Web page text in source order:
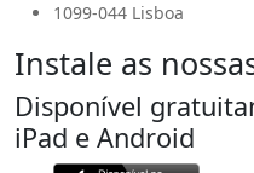
1099-044 Lisboa
Instale as
Disponível
iPad e Android